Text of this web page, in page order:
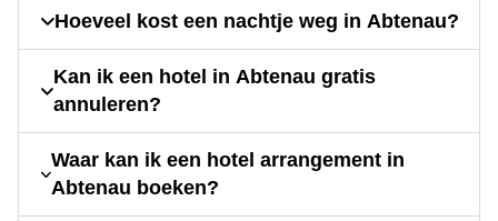
Hoeveel kost een nachtje weg in Abtenau?
Kan ik een hotel in Abtenau gratis
annuleren?
Waar kan ik een hotel arrangement in
Abtenau boeken?